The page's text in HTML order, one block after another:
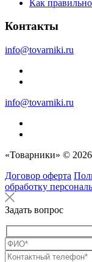
Как
Контакты
info@tovarniki.ru
info@tovarniki.ru
«Товарники» ©
Договор оферта
обработку
Задать вопрос